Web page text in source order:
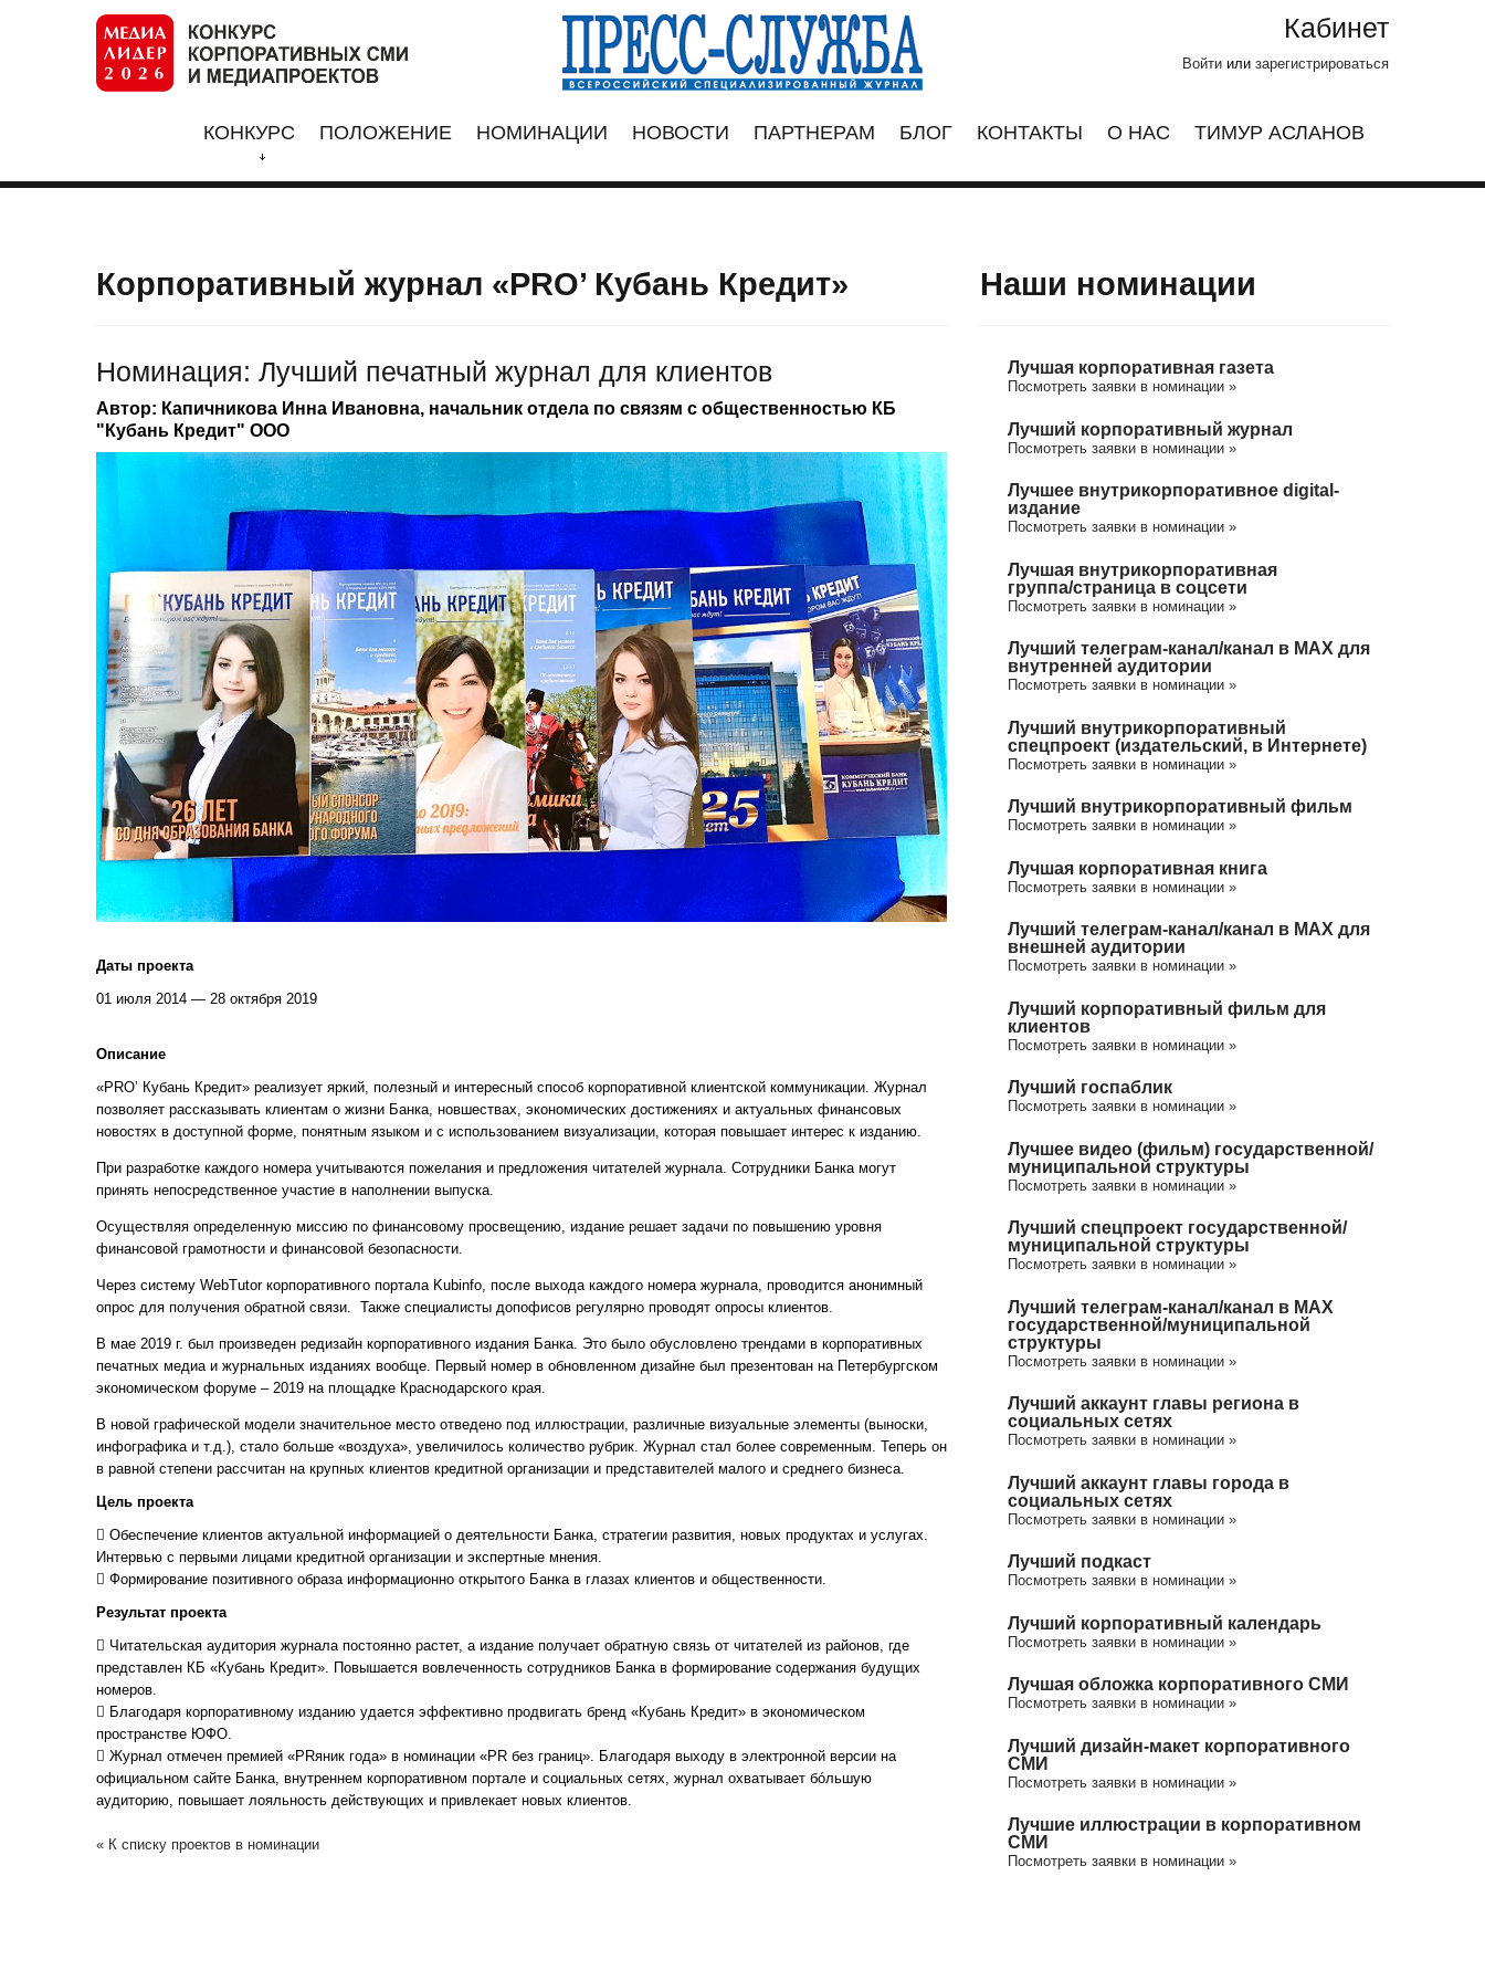
Кабинет
Войти или зарегистрироваться
КОНКУРС ПОЛОЖЕНИЕ НОМИНАЦИИ НОВОСТИ ПАРТНЕРАМ БЛОГ КОНТАКТЫ О НАС ТИМУР АСЛАНОВ
Корпоративный журнал «PRO’ Кубань Кредит»
Номинация: Лучший печатный журнал для клиентов
Автор: Капичникова Инна Ивановна, начальник отдела по связям с общественностью КБ
"Кубань Кредит" ООО
Даты проекта
01 июля 2014 — 28 октября 2019
Описание
«PRO’ Кубань Кредит» реализует яркий, полезный и интересный способ корпоративной клиентской коммуникации. Журнал
позволяет рассказывать клиентам о жизни Банка, новшествах, экономических достижениях и актуальных финансовых
новостях в доступной форме, понятным языком и с использованием визуализации, которая повышает интерес к изданию.
При разработке каждого номера учитываются пожелания и предложения читателей журнала. Сотрудники Банка могут
принять непосредственное участие в наполнении выпуска.
Осуществляя определенную миссию по финансовому просвещению, издание решает задачи по повышению уровня
финансовой грамотности и финансовой безопасности.
Через систему WebTutor корпоративного портала Kubinfo, после выхода каждого номера журнала, проводится анонимный
опрос для получения обратной связи. Также специалисты допофисов регулярно проводят опросы клиентов.
В мае 2019 г. был произведен редизайн корпоративного издания Банка. Это было обусловлено трендами в корпоративных
печатных медиа и журнальных изданиях вообще. Первый номер в обновленном дизайне был презентован на Петербургском
экономическом форуме – 2019 на площадке Краснодарского края.
В новой графической модели значительное место отведено под иллюстрации, различные визуальные элементы (выноски,
инфографика и т.д.), стало больше «воздуха», увеличилось количество рубрик. Журнал стал более современным. Теперь он
в равной степени рассчитан на крупных клиентов кредитной организации и представителей малого и среднего бизнеса.
Цель проекта
 Обеспечение клиентов актуальной информацией о деятельности Банка, стратегии развития, новых продуктах и услугах.
Интервью с первыми лицами кредитной организации и экспертные мнения.
 Формирование позитивного образа информационно открытого Банка в глазах клиентов и общественности.
Результат проекта
 Читательская аудитория журнала постоянно растет, а издание получает обратную связь от читателей из районов, где
представлен КБ «Кубань Кредит». Повышается вовлеченность сотрудников Банка в формирование содержания будущих
номеров.
 Благодаря корпоративному изданию удается эффективно продвигать бренд «Кубань Кредит» в экономическом
пространстве ЮФО.
 Журнал отмечен премией «PRяник года» в номинации «PR без границ». Благодаря выходу в электронной версии на
официальном сайте Банка, внутреннем корпоративном портале и социальных сетях, журнал охватывает бóльшую
аудиторию, повышает лояльность действующих и привлекает новых клиентов.
« К списку проектов в номинации
Наши номинации
Лучшая корпоративная газета
Посмотреть заявки в номинации »
Лучший корпоративный журнал
Посмотреть заявки в номинации »
Лучшее внутрикорпоративное digital-
издание
Посмотреть заявки в номинации »
Лучшая внутрикорпоративная
группа/cтраница в соцсети
Посмотреть заявки в номинации »
Лучший телеграм-канал/канал в МАХ для
внутренней аудитории
Посмотреть заявки в номинации »
Лучший внутрикорпоративный
спецпроект (издательский, в Интернете)
Посмотреть заявки в номинации »
Лучший внутрикорпоративный фильм
Посмотреть заявки в номинации »
Лучшая корпоративная книга
Посмотреть заявки в номинации »
Лучший телеграм-канал/канал в МАХ для
внешней аудитории
Посмотреть заявки в номинации »
Лучший корпоративный фильм для
клиентов
Посмотреть заявки в номинации »
Лучший госпаблик
Посмотреть заявки в номинации »
Лучшее видео (фильм) государственной/
муниципальной структуры
Посмотреть заявки в номинации »
Лучший спецпроект государственной/
муниципальной структуры
Посмотреть заявки в номинации »
Лучший телеграм-канал/канал в МАХ
государственной/муниципальной
структуры
Посмотреть заявки в номинации »
Лучший аккаунт главы региона в
социальных сетях
Посмотреть заявки в номинации »
Лучший аккаунт главы города в
социальных сетях
Посмотреть заявки в номинации »
Лучший подкаст
Посмотреть заявки в номинации »
Лучший корпоративный календарь
Посмотреть заявки в номинации »
Лучшая обложка корпоративного СМИ
Посмотреть заявки в номинации »
Лучший дизайн-макет корпоративного
СМИ
Посмотреть заявки в номинации »
Лучшие иллюстрации в корпоративном
СМИ
Посмотреть заявки в номинации »